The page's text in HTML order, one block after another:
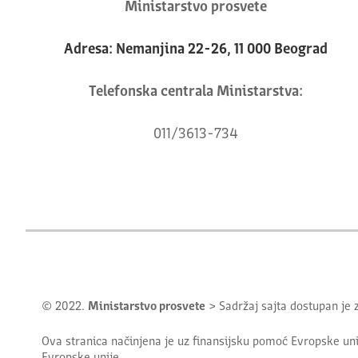
Ministarstvo prosvete
Adresa: Nemanjina 22-26, 11 000 Beograd
Telefonska centrala Ministarstva:
011/3613-734
© 2022. Ministarstvo prosvete > Sadržaj sajta dostupan je
Ova stranica načinjena je uz finansijsku pomoć Evropske